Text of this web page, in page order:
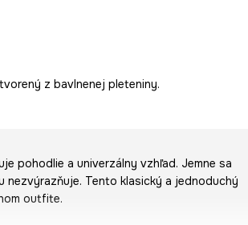
z bavlnenej pleteniny.
pohodlie a univerzálny vzhľad. Jemne sa
Tento klasický a jednoduchý
outfite.